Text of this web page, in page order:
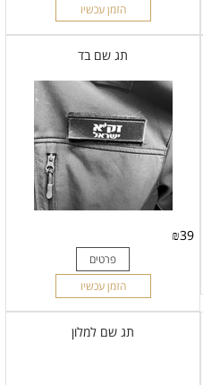
הזמן עכשיו
תג שם בד
₪39
פרטים
הזמן עכשיו
תג שם למלון